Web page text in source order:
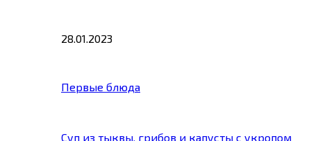
28.01.2023
Первые блюда
Суп из тыквы, грибов и капусты с укропом